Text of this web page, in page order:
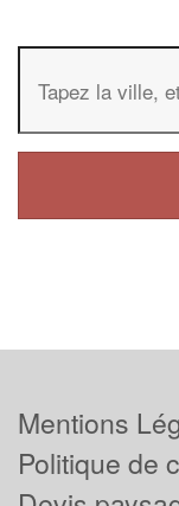
Mentions
Politique de